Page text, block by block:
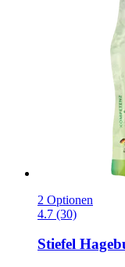
2 Optionen
4.7 (30)
Stiefel